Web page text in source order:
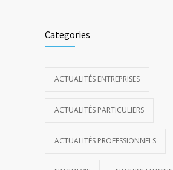
Categories
ACTUALITÉS ENTREPRISES
ACTUALITÉS PARTICULIERS
ACTUALITÉS PROFESSIONNELS